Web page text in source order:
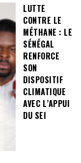
LUTTE
CONTRE LE
MÉTHANE : LE
SÉNÉGAL
RENFORCE
SON
DISPOSITIF
CLIMATIQUE
AVEC L’APPUI
DU SEI